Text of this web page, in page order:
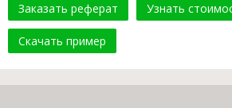
Заказать реферат Узнать
Скачать пример